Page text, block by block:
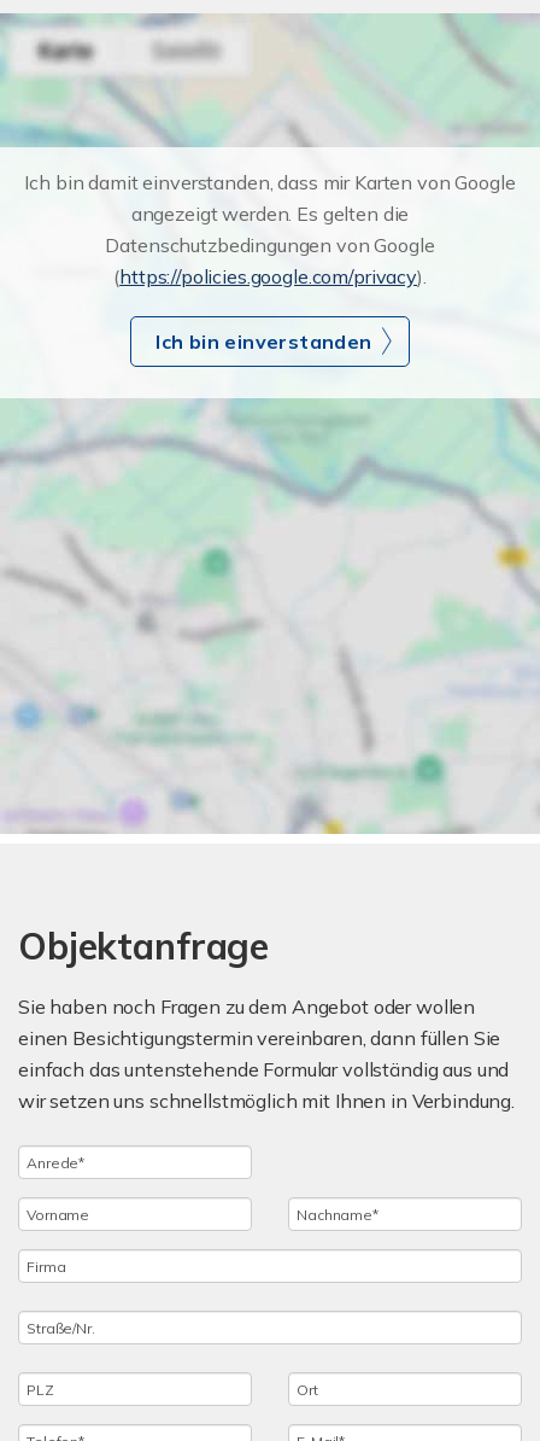
Ich bin damit einverstanden, dass mir Karten von Google
angezeigt werden. Es gelten die
Datenschutzbedingungen von Google
(https://policies.google.com/privacy).
Ich bin einverstanden
Objektanfrage
Sie haben noch Fragen zu dem Angebot oder wollen
einen Besichtigungstermin vereinbaren, dann füllen Sie
einfach das untenstehende Formular vollständig aus und
wir setzen uns schnellstmöglich mit Ihnen in Verbindung.